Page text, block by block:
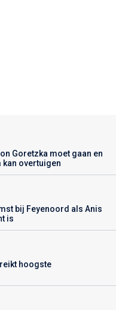
Goretzka moet gaan en
overtuigen
bij Feyenoord als Anis
is
hoogste